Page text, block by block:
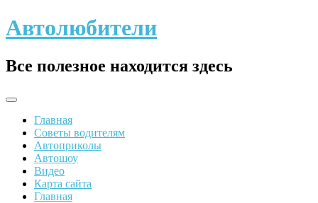
Skip
to
Автолюбители
Все полезное находится здесь
Главная
Советы водителям
Автоприколы
Автошоу
Видео
Карта сайта
Главная